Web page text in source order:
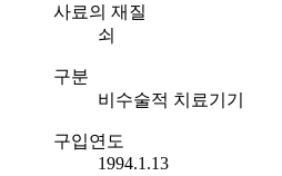
사료의 재질
쇠
구분
비수술적 치료기기
구입연도
1994.1.13